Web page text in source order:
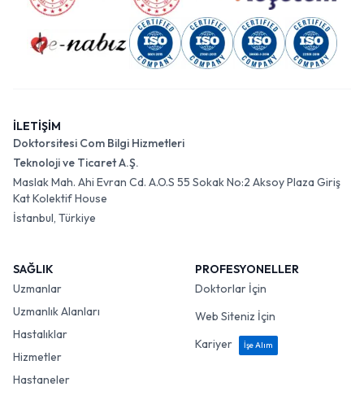
İLETİŞİM
Doktorsitesi Com Bilgi Hizmetleri
Teknoloji ve Ticaret A.Ş.
Maslak Mah. Ahi Evran Cd. A.O.S 55 Sokak No:2 Aksoy Plaza Giriş
Kat Kolektif House
İstanbul, Türkiye
SAĞLIK
Uzmanlar
Uzmanlık Alanları
Hastalıklar
Hizmetler
Hastaneler
PROFESYONELLER
Doktorlar İçin
Web Siteniz İçin
Kariyer
İşe Alım